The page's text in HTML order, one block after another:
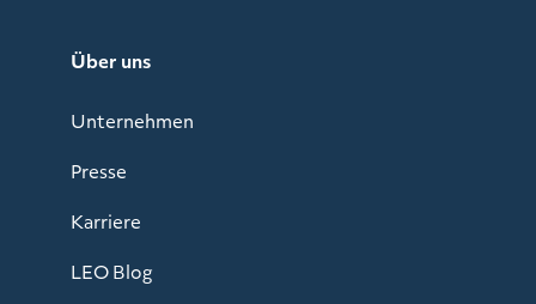
Über uns
Unternehmen
Presse
Karriere
LEO Blog